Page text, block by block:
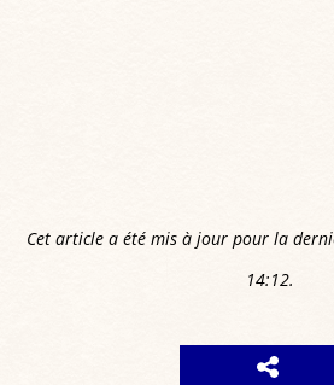
Cet article a été mis à jour pour la
14:12.